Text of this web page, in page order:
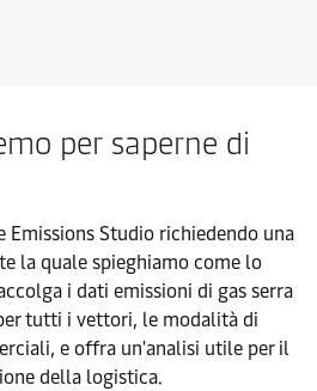
per saperne di
Emissions Studio richiedendo una
la quale spieghiamo come lo
i dati emissioni di gas serra
tutti i vettori, le modalità di
e offra un'analisi utile per il
della logistica.